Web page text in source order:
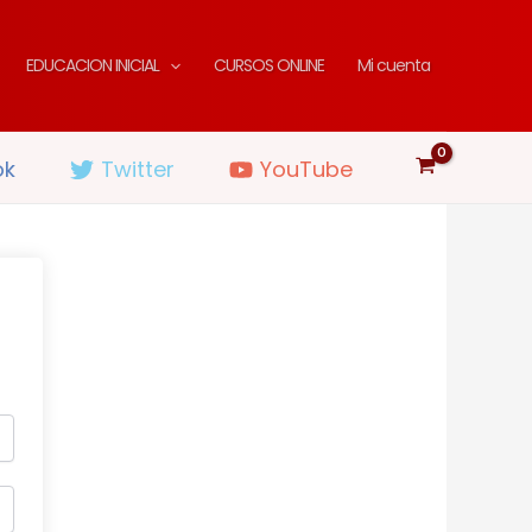
EDUCACION INICIAL CURSOS ONLINE Mi cuenta
Twitter YouTube